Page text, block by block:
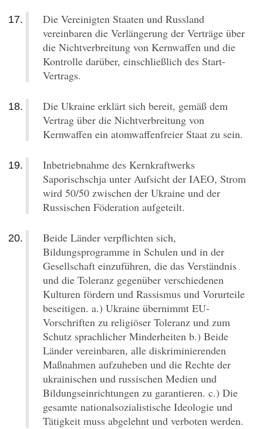
Die Vereinigten Staaten und Russland
vereinbaren die Verlängerung der Verträge über
die Nichtverbreitung von Kernwaffen und die
Kontrolle darüber, einschließlich des Start-
Vertrags.
Die Ukraine erklärt sich bereit, gemäß dem
Vertrag über die Nichtverbreitung von
Kernwaffen ein atomwaffenfreier Staat zu sein.
Inbetriebnahme des Kernkraftwerks
Saporischschja unter Aufsicht der IAEO, Strom
wird 50/50 zwischen der Ukraine und der
Russischen Föderation aufgeteilt.
Beide Länder verpflichten sich,
Bildungsprogramme in Schulen und in der
Gesellschaft einzuführen, die das Verständnis
und die Toleranz gegenüber verschiedenen
Kulturen fördern und Rassismus und Vorurteile
beseitigen. a.) Ukraine übernimmt EU-
Vorschriften zu religiöser Toleranz und zum
Schutz sprachlicher Minderheiten b.) Beide
Länder vereinbaren, alle diskriminierenden
Maßnahmen aufzuheben und die Rechte der
ukrainischen und russischen Medien und
Bildungseinrichtungen zu garantieren. c.) Die
gesamte nationalsozialistische Ideologie und
Tätigkeit muss abgelehnt und verboten werden.